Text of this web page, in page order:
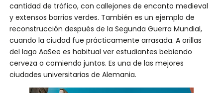
cantidad de tráfico, con callejones de encanto medieval
y extensos barrios verdes. También es un ejemplo de
reconstrucción después de la Segunda Guerra Mundial,
cuando la ciudad fue prácticamente arrasada. A orillas
del lago AaSee es habitual ver estudiantes bebiendo
cerveza o comiendo juntos. Es una de las mejores
ciudades universitarias de Alemania.